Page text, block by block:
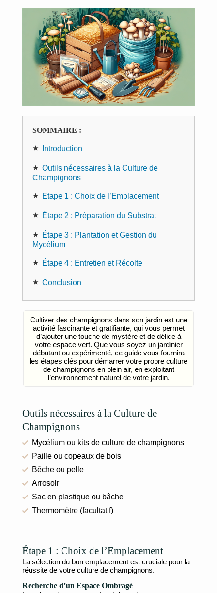
SOMMAIRE :
Introduction
Outils nécessaires à la Culture de
Champignons
Étape 1 : Choix de l’Emplacement
Étape 2 : Préparation du Substrat
Étape 3 : Plantation et Gestion du
Mycélium
Étape 4 : Entretien et Récolte
Conclusion
Cultiver des champignons dans son jardin est une
activité fascinante et gratifiante, qui vous permet
d’ajouter une touche de mystère et de délice à
votre espace vert. Que vous soyez un jardinier
débutant ou expérimenté, ce guide vous fournira
les étapes clés pour démarrer votre propre culture
de champignons en plein air, en exploitant
l’environnement naturel de votre jardin.
Outils nécessaires à la Culture de
Champignons
Mycélium ou kits de culture de champignons
Paille ou copeaux de bois
Bêche ou pelle
Arrosoir
Sac en plastique ou bâche
Thermomètre (facultatif)
Étape 1 : Choix de l’Emplacement
La sélection du bon emplacement est cruciale pour la
réussite de votre culture de champignons.
Recherche d’un Espace Ombragé